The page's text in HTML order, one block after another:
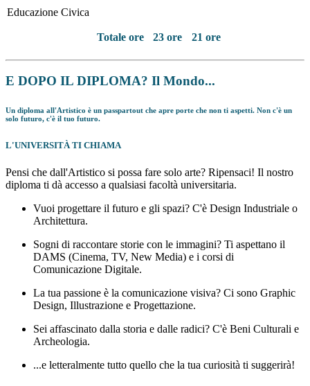
Educazione Civica
Totale ore 23 ore 21 ore
E DOPO IL DIPLOMA? Il Mondo...
Un diploma all'Artistico è un passpartout che apre porte che non ti aspetti. Non c'è un
solo futuro, c'è il tuo futuro.
L'UNIVERSITÀ TI CHIAMA
Pensi che dall'Artistico si possa fare solo arte? Ripensaci! Il nostro
diploma ti dà accesso a qualsiasi facoltà universitaria.
Vuoi progettare il futuro e gli spazi? C'è Design Industriale o
Architettura.
Sogni di raccontare storie con le immagini? Ti aspettano il
DAMS (Cinema, TV, New Media) e i corsi di
Comunicazione Digitale.
La tua passione è la comunicazione visiva? Ci sono Graphic
Design, Illustrazione e Progettazione.
Sei affascinato dalla storia e dalle radici? C'è Beni Culturali e
Archeologia.
...e letteralmente tutto quello che la tua curiosità ti suggerirà!